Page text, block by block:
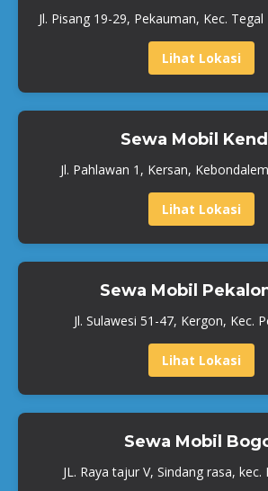
Jl. Pisang 19-29, Pekauman, Kec.
Lihat Lokasi
Sewa Mobil
Jl. Pahlawan 1, Kersan,
Lihat Lokasi
Sewa Mobil
Jl. Sulawesi 51-47, Kergon, Kec.
Lihat Lokasi
Sewa Mobil
JL. Raya tajur V, Sindang rasa,